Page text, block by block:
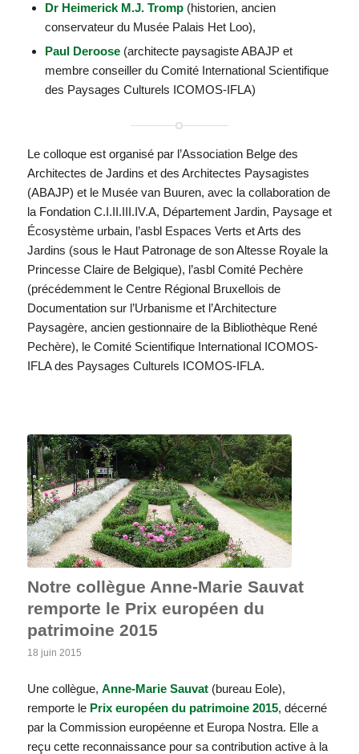
Dr Heimerick M.J. Tromp (historien, ancien
conservateur du Musée Palais Het Loo),
Paul Deroose (architecte paysagiste ABAJP et
membre conseiller du Comité International Scientifique
des Paysages Culturels ICOMOS-IFLA)
Le colloque est organisé par l’Association Belge des
Architectes de Jardins et des Architectes Paysagistes
(ABAJP) et le Musée van Buuren, avec la collaboration de
la Fondation C.I.II.III.IV.A, Département Jardin, Paysage et
Écosystème urbain, l’asbl Espaces Verts et Arts des
Jardins (sous le Haut Patronage de son Altesse Royale la
Princesse Claire de Belgique), l’asbl Comité Pechère
(précédemment le Centre Régional Bruxellois de
Documentation sur l’Urbanisme et l’Architecture
Paysagère, ancien gestionnaire de la Bibliothèque René
Pechère), le Comité Scientifique International ICOMOS-
IFLA des Paysages Culturels ICOMOS-IFLA.
Notre collègue Anne-Marie Sauvat
remporte le Prix européen du
patrimoine 2015
18 juin 2015
Une collègue, Anne-Marie Sauvat(bureau Eole),
remporte le Prix européen du patrimoine 2015, décerné
par la Commission européenne et Europa Nostra. Elle a
reçu cette reconnaissance pour sa contribution active à la